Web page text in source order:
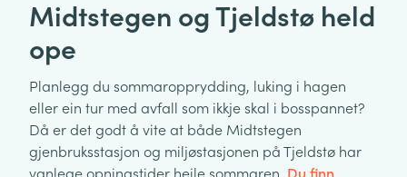
Midtstegen og Tjeldstø held
ope
Planlegg du sommaropprydding, luking i hagen
eller ein tur med avfall som ikkje skal i bosspannet?
Då er det godt å vite at både Midtstegen
gjenbruksstasjon og miljøstasjonen på Tjeldstø har
vanlege opningstider heile sommaren. Du finn